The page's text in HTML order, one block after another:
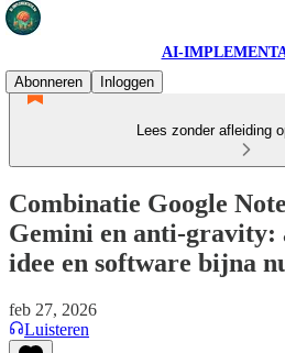
AI-
Abonneren
Inloggen
Lees zonder afleiding
Combinatie Google
Gemini en anti-gravity:
idee en software bijna
feb 27, 2026
Luisteren